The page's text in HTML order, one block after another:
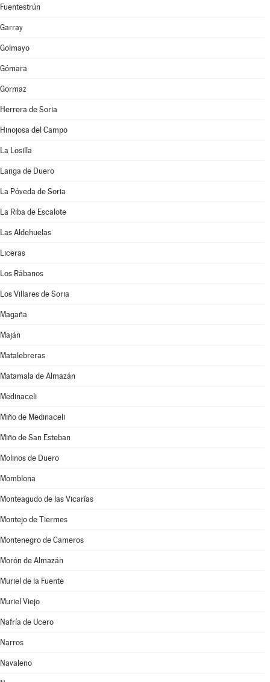
Fuentestrún
Garray
Golmayo
Gómara
Gormaz
Herrera de Soria
Hinojosa del Campo
La Losilla
Langa de Duero
La Póveda de Soria
La Riba de Escalote
Las Aldehuelas
Liceras
Los Rábanos
Los Villares de Soria
Magaña
Maján
Matalebreras
Matamala de Almazán
Medinaceli
Miño de Medinaceli
Miño de San Esteban
Molinos de Duero
Momblona
Monteagudo de las Vicarías
Montejo de Tiermes
Montenegro de Cameros
Morón de Almazán
Muriel de la Fuente
Muriel Viejo
Nafría de Ucero
Narros
Navaleno